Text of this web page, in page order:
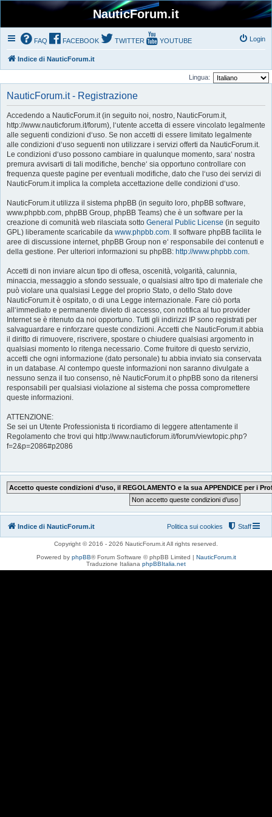
NauticForum.it
FAQ FACEBOOK TWITTER YOUTUBE Login
Indice di NauticForum.it
Lingua:
NauticForum.it - Registrazione
Accedendo a NauticForum.it (in seguito noi, nostro, NauticForum.it,
http://www.nauticforum.it/forum), l‘utente accetta di essere vincolato legalmente
alle seguenti condizioni d‘uso. Se non accetti di essere limitato legalmente
alle condizioni d‘uso seguenti non utilizzare i servizi offerti da NauticForum.it.
Le condizioni d‘uso possono cambiare in qualunque momento, sara‘ nostra
premura avvisarti di tali modifiche, benche‘ sia opportuno controllare con
frequenza queste pagine per eventuali modifiche, dato che l‘uso dei servizi di
NauticForum.it implica la completa accettazione delle condizioni d‘uso.
NauticForum.it utilizza il sistema phpBB (in seguito loro, phpBB software,
www.phpbb.com, phpBB Group, phpBB Teams) che è un software per la
creazione di comunità web rilasciata sotto General Public License (in seguito
GPL) liberamente scaricabile da www.phpbb.com. Il software phpBB facilita le
aree di discussione internet, phpBB Group non e‘ responsabile dei contenuti e
della gestione. Per ulteriori informazioni su phpBB: http://www.phpbb.com.
Accetti di non inviare alcun tipo di offesa, oscenità, volgarità, calunnia,
minaccia, messaggio a sfondo sessuale, o qualsiasi altro tipo di materiale che
può violare una qualsiasi Legge del proprio Stato, o dello Stato dove
NauticForum.it è ospitato, o di una Legge internazionale. Fare ciò porta
all‘immediato e permanente divieto di accesso, con notifica al tuo provider
Internet se è ritenuto da noi opportuno. Tutti gli indirizzi IP sono registrati per
salvaguardare e rinforzare queste condizioni. Accetti che NauticForum.it abbia
il diritto di rimuovere, riscrivere, spostare o chiudere qualsiasi argomento in
qualsiasi momento lo ritenga necessario. Come fruitore di questo servizio,
accetti che ogni informazione (dato personale) tu abbia inviato sia conservata
in un database. Al contempo queste informazioni non saranno divulgate a
nessuno senza il tuo consenso, nè NauticForum.it o phpBB sono da ritenersi
responsabili per qualsiasi violazione al sistema che possa compromettere
queste informazioni.
ATTENZIONE:
Se sei un Utente Professionista ti ricordiamo di leggere attentamente il
Regolamento che trovi qui http://www.nauticforum.it/forum/viewtopic.php?
f=2&p=2086#p2086
Indice di NauticForum.it Staff
Politica sui cookies
Copyright © 2016 - 2026 NauticForum.it All rights reserved.
Powered by phpBB® Forum Software © phpBB Limited | NauticForum.it
Traduzione Italiana phpBBItalia.net